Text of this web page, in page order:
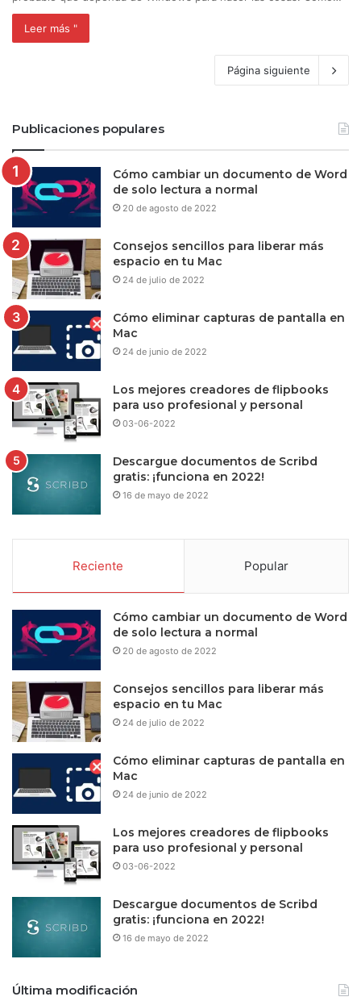
Leer más "
Página siguiente
Publicaciones populares
Cómo cambiar un documento de Word
de solo lectura a normal
20 de agosto de 2022
Consejos sencillos para liberar más
espacio en tu Mac
24 de julio de 2022
Cómo eliminar capturas de pantalla en
Mac
24 de junio de 2022
Los mejores creadores de flipbooks
para uso profesional y personal
03-06-2022
Descargue documentos de Scribd
gratis: ¡funciona en 2022!
16 de mayo de 2022
Reciente Popular
Cómo cambiar un documento de Word
de solo lectura a normal
20 de agosto de 2022
Consejos sencillos para liberar más
espacio en tu Mac
24 de julio de 2022
Cómo eliminar capturas de pantalla en
Mac
24 de junio de 2022
Los mejores creadores de flipbooks
para uso profesional y personal
03-06-2022
Descargue documentos de Scribd
gratis: ¡funciona en 2022!
16 de mayo de 2022
Última modificación